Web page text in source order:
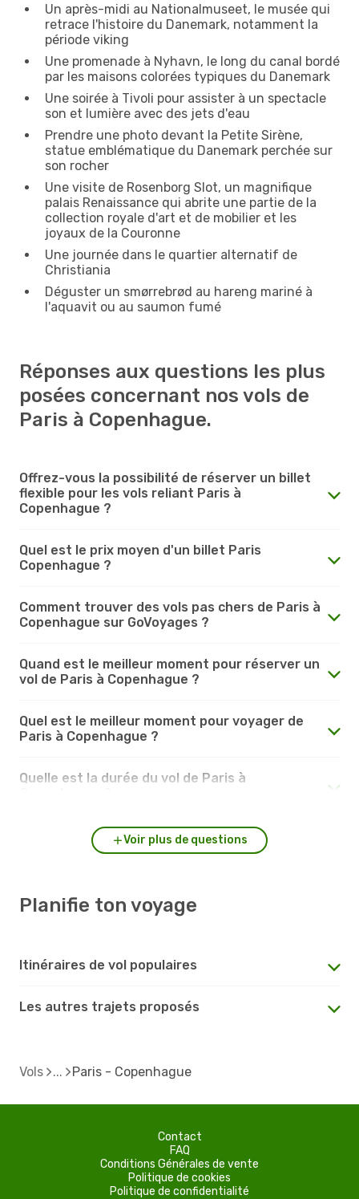
Un après-midi au Nationalmuseet, le musée qui
retrace l'histoire du Danemark, notamment la
période viking
Une promenade à Nyhavn, le long du canal bordé
par les maisons colorées typiques du Danemark
Une soirée à Tivoli pour assister à un spectacle
son et lumière avec des jets d'eau
Prendre une photo devant la Petite Sirène,
statue emblématique du Danemark perchée sur
son rocher
Une visite de Rosenborg Slot, un magnifique
palais Renaissance qui abrite une partie de la
collection royale d'art et de mobilier et les
joyaux de la Couronne
Une journée dans le quartier alternatif de
Christiania
Déguster un smørrebrød au hareng mariné à
l'aquavit ou au saumon fumé
Réponses aux questions les plus
posées concernant nos vols de
Paris à Copenhague.
Offrez-vous la possibilité de réserver un billet
flexible pour les vols reliant Paris à
Copenhague ?
Quel est le prix moyen d'un billet Paris
Copenhague ?
Comment trouver des vols pas chers de Paris à
Copenhague sur GoVoyages ?
Quand est le meilleur moment pour réserver un
vol de Paris à Copenhague ?
Quel est le meilleur moment pour voyager de
Paris à Copenhague ?
Quelle est la durée du vol de Paris à
Voir plus de questions
Planifie ton voyage
Itinéraires de vol populaires
Les autres trajets proposés
Vols Paris - Copenhague
Contact
FAQ
Conditions Générales de vente
Politique de cookies
Politique de confidentialité